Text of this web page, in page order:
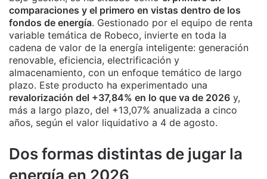
comparaciones y el primero en vistas dentro de los
fondos de energía. Gestionado por el equipo de renta
variable temática de Robeco, invierte en toda la
cadena de valor de la energía inteligente: generación
renovable, eficiencia, electrificación y
almacenamiento, con un enfoque temático de largo
plazo. Este producto ha experimentado una
revalorización del +37,84% en lo que va de 2026 y,
más a largo plazo, del +13,07% anualizada a cinco
años, según el valor liquidativo a 4 de agosto.
Dos formas distintas de jugar la
energía en 2026